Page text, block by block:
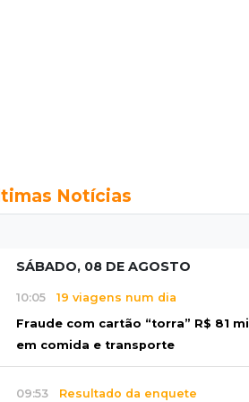
Notícias
SÁBADO, 08 DE AGOSTO
10:05 19 viagens num dia
Fraude com cartão “torra” R$ 81 mil
em comida e transporte
09:53 Resultado da enquete